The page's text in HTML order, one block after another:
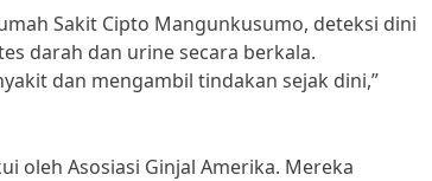
Sakit Cipto Mangunkusumo, deteksi dini
darah dan urine secara berkala.
dan mengambil tindakan sejak dini,”
oleh Asosiasi Ginjal Amerika. Mereka